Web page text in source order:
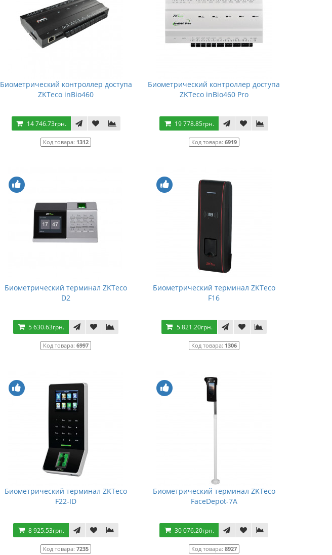
Биометрический контроллер доступа
ZKTeco inBio460
14 746.73грн.
Код товара: 1312
Биометрический контроллер доступа
ZKTeco inBio460 Pro
19 778.85грн.
Код товара: 6919
Биометрический терминал ZKTeco
D2
5 630.63грн.
Код товара:6997
Биометрический терминал ZKTeco
F16
5 821.20грн.
Код товара: 1306
Биометрический терминал ZKTeco
F22-ID
8 925.53грн.
Код товара:7235
Биометрический терминал ZKTeco
FaceDepot-7A
30 076.20грн.
Код товара: 8927